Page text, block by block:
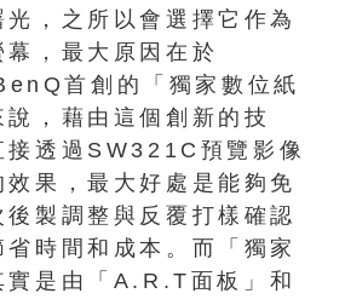
，之所以會選擇它作為
幕，最大原因在於
首創的「獨家數位紙
，藉由這個創新的技
接透過SW321C預覽影像
果，最大好處是能夠免
製調整與反覆打樣確認
時間和成本。而「獨家
實是由「A.R.T面板」和